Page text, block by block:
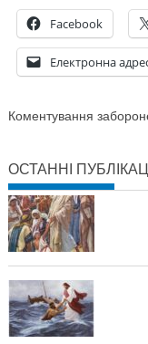
Facebook
Електронна
Коментування
ОСТАННІ ПУБЛІКАЦІЇ